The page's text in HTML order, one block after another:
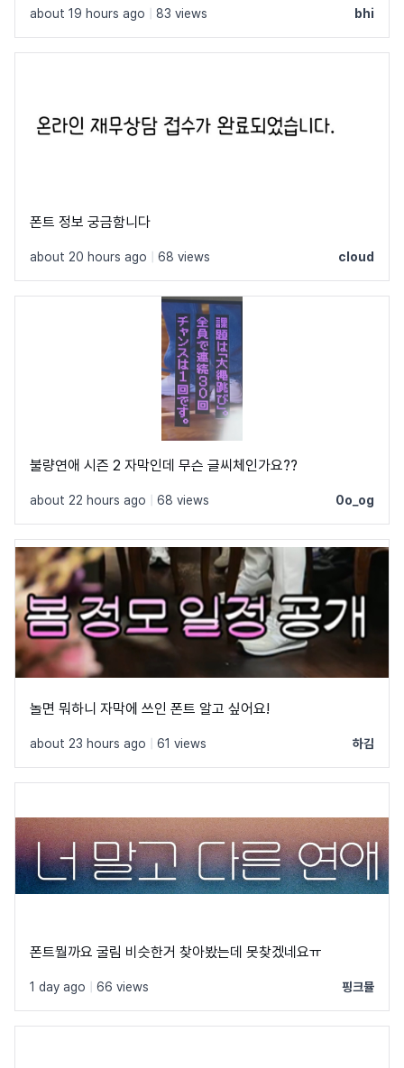
about 19 hours ago 83 views bhi
폰트 정보 궁금함니다
about 20 hours ago 68 views cloud
불량연애 시즌 2 자막인데 무슨 글씨체인가요??
about 22 hours ago 68 views 0o_og
놀면 뭐하니 자막에 쓰인 폰트 알고 싶어요!
about 23 hours ago 61 views 하김
폰트뭘까요 굴림 비슷한거 찾아봤는데 못찾겠네요ㅠ
1 day ago 66 views 핑크뮬